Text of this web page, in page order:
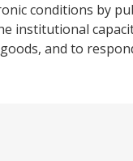
conditions by
institutional
and to